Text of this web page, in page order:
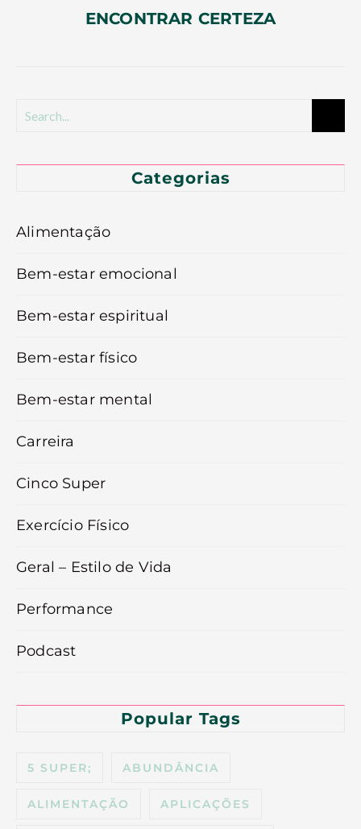
ENCONTRAR CERTEZA
Categorias
Alimentação
Bem-estar emocional
Bem-estar espiritual
Bem-estar físico
Bem-estar mental
Carreira
Cinco Super
Exercício Físico
Geral – Estilo de Vida
Performance
Podcast
Popular Tags
5 SUPER; ABUNDÂNCIA
ALIMENTAÇÃO APLICAÇÕES